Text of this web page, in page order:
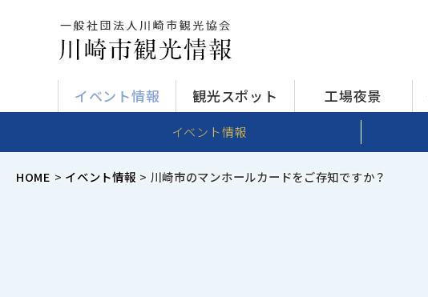
イベント情報 観光スポット 工場夜景
イベント情報
HOME イベント情報 川崎市のマンホールカードをご存知ですか？